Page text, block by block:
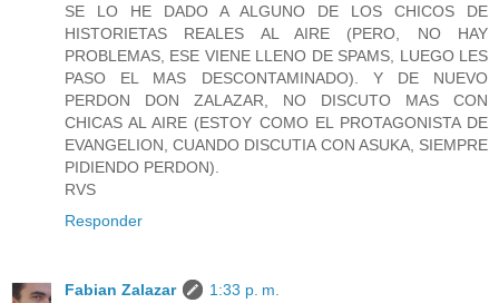
SE LO HE DADO A ALGUNO DE LOS CHICOS DE
HISTORIETAS REALES AL AIRE (PERO, NO HAY
PROBLEMAS, ESE VIENE LLENO DE SPAMS, LUEGO LES
PASO EL MAS DESCONTAMINADO). Y DE NUEVO
PERDON DON ZALAZAR, NO DISCUTO MAS CON
CHICAS AL AIRE (ESTOY COMO EL PROTAGONISTA DE
EVANGELION, CUANDO DISCUTIA CON ASUKA, SIEMPRE
PIDIENDO PERDON).
RVS
Responder
Fabian Zalazar
1:33 p. m.